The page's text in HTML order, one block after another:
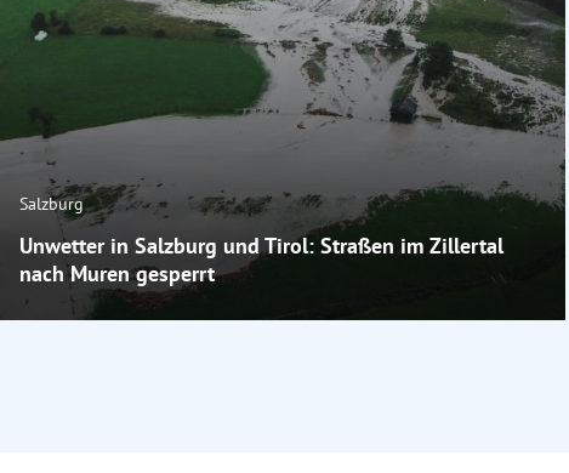
Salzburg
Unwetter in Salzburg und Tirol: Straßen im Zillertal
nach Muren gesperrt